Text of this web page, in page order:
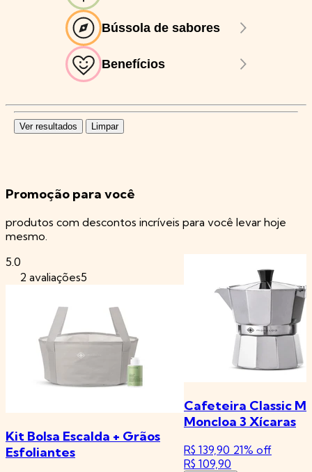
Bússola de sabores
Benefícios
Ver resultados Limpar
Promoção para você
produtos com descontos incríveis para você levar hoje
mesmo.
5.0
2 avaliações5
Kit Bolsa Escalda + Grãos
Esfoliantes
Cafeteira Classic
Moncloa 3 Xícaras
R$ 139,90 21% off
R$ 109,90